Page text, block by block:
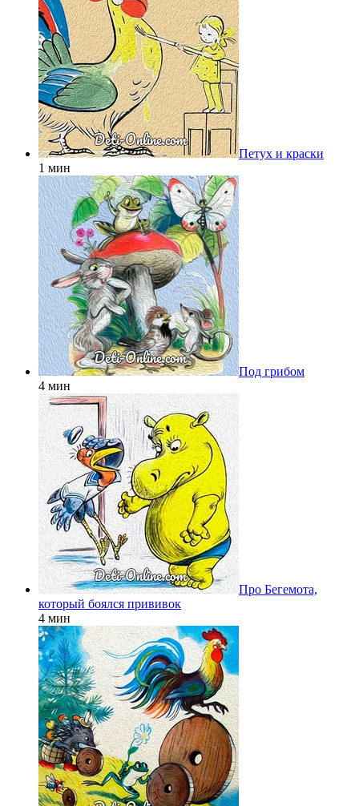
Петух и краски
1 мин
Под грибом
4 мин
Про Бегемота,
который боялся прививок
4 мин